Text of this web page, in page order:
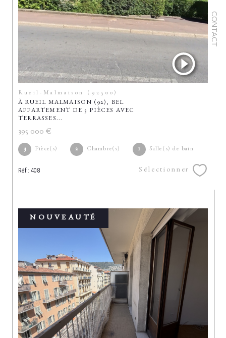
CONTACT
Rueil-Malmaison (92500)
À RUEIL MALMAISON (92), BEL
APPARTEMENT DE 3 PIÈCES AVEC
TERRASSES...
395 000 €
3 Pièce(s) 2 Chambre(s) 1 Salle(s) de bain
Réf : 408 Sélectionner
NOUVEAUTÉ